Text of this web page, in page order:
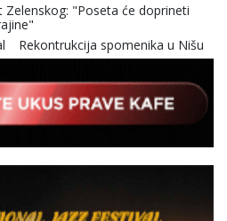
Zelenskog: "Poseta će doprineti
Rekontrukcija spomenika u Nišu